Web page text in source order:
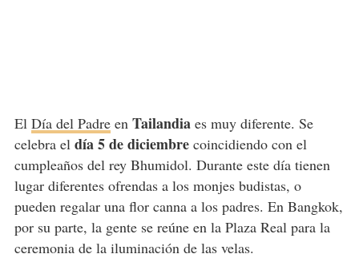
El Día del Padreen Tailandiaes muy diferente. Se
celebra el día 5 de diciembrecoincidiendo con el
cumpleaños del rey Bhumidol. Durante este día tienen
lugar diferentes ofrendas a los monjes budistas, o
pueden regalar una flor canna a los padres. En Bangkok,
por su parte, la gente se reúne en la Plaza Real para la
ceremonia de la iluminación de las velas.